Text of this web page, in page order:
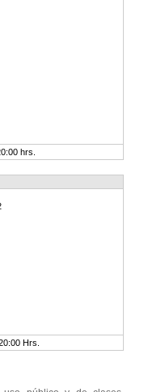
hrs.
Hrs.